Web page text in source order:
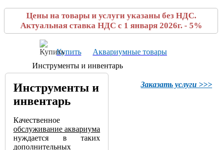
Цены на товары и услуги указаны без НДС.
Актуальная ставка НДС с 1 января 2026г. - 5%
Купить
Аквариумные товары
Инструменты и инвентарь
Заказать услуги >>>
Инструменты и
инвентарь
Качественное
обслуживание аквариума
нуждается в таких
дополнительных